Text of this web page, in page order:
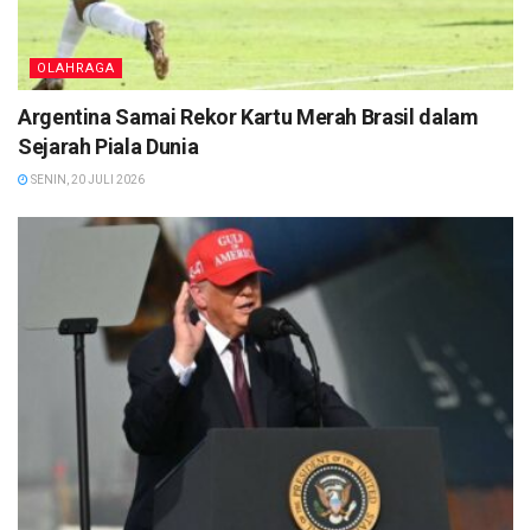
OLAHRAGA
Argentina Samai Rekor Kartu Merah Brasil dalam
Sejarah Piala Dunia
SENIN, 20 JULI 2026